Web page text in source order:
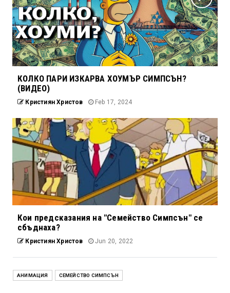
КОЛКО ПАРИ ИЗКАРВА ХОУМЪР СИМПСЪН?
(ВИДЕО)
Кристиян Христов Feb 17, 2024
Кои предсказания на "Семейство Симпсън" се
сбъднаха?
Кристиян Христов Jun 20, 2022
АНИМАЦИЯ СЕМЕЙСТВО СИМПСЪН